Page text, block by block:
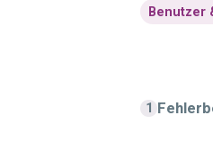
Benutzer
1